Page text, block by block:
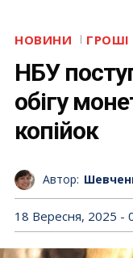
НОВИНИ ГРОШІ
НБУ
обігу
копійок
Автор:
18 Вересня, 2025 -